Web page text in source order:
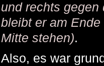
und rechts gegen
bleibt er am
Mitte stehen).
Also, es war